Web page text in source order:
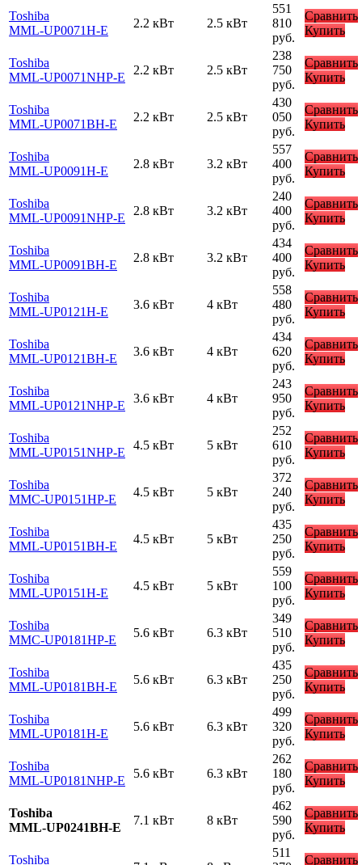
Toshiba
MML-UP0071H-E
2.2 кВт 2.5 кВт
551
810
руб.
Сравнить
Купить
Toshiba
MML-UP0071NHP-E
2.2 кВт 2.5 кВт
238
750
руб.
Сравнить
Купить
Toshiba
MML-UP0071BH-E
2.2 кВт 2.5 кВт
430
050
руб.
Сравнить
Купить
Toshiba
MML-UP0091H-E
2.8 кВт 3.2 кВт
557
400
руб.
Сравнить
Купить
Toshiba
MML-UP0091NHP-E
2.8 кВт 3.2 кВт
240
400
руб.
Сравнить
Купить
Toshiba
MML-UP0091BH-E
2.8 кВт 3.2 кВт
434
400
руб.
Сравнить
Купить
Toshiba
MML-UP0121H-E
3.6 кВт 4 кВт
558
480
руб.
Сравнить
Купить
Toshiba
MML-UP0121BH-E
3.6 кВт 4 кВт
434
620
руб.
Сравнить
Купить
Toshiba
MML-UP0121NHP-E
3.6 кВт 4 кВт
243
950
руб.
Сравнить
Купить
Toshiba
MML-UP0151NHP-E
4.5 кВт 5 кВт
252
610
руб.
Сравнить
Купить
Toshiba
MMC-UP0151HP-E
4.5 кВт 5 кВт
372
240
руб.
Сравнить
Купить
Toshiba
MML-UP0151BH-E
4.5 кВт 5 кВт
435
250
руб.
Сравнить
Купить
Toshiba
MML-UP0151H-E
4.5 кВт 5 кВт
559
100
руб.
Сравнить
Купить
Toshiba
MMC-UP0181HP-E
5.6 кВт 6.3 кВт
349
510
руб.
Сравнить
Купить
Toshiba
MML-UP0181BH-E
5.6 кВт 6.3 кВт
435
250
руб.
Сравнить
Купить
Toshiba
MML-UP0181H-E
5.6 кВт 6.3 кВт
499
320
руб.
Сравнить
Купить
Toshiba
MML-UP0181NHP-E
5.6 кВт 6.3 кВт
262
180
руб.
Сравнить
Купить
Toshiba
MML-UP0241BH-E
7.1 кВт 8 кВт
462
590
руб.
Сравнить
Купить
Toshiba
511
Сравнить